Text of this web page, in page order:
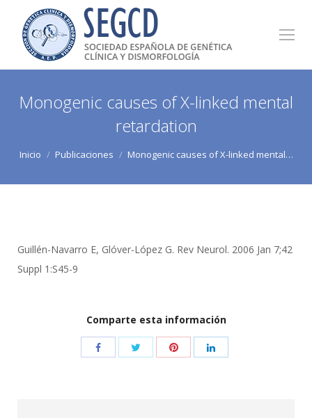
Monogenic causes of X-linked mental
retardation
Estás aquí:
Inicio Publicaciones Monogenic causes of X-linked mental…
Guillén-Navarro E, Glóver-López G. Rev Neurol. 2006 Jan 7;42
Suppl 1:S45-9
Comparte esta información